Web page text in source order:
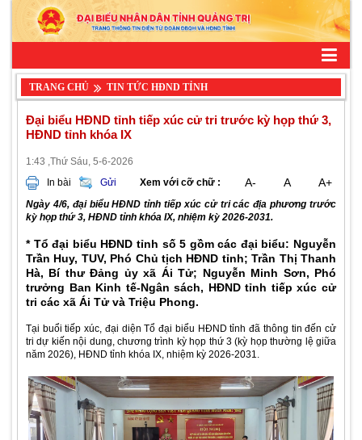
TRANG CHỦ TIN TỨC HĐND TỈNH
Đại biểu HĐND tỉnh tiếp xúc cử tri trước kỳ họp thứ 3,
HĐND tỉnh khóa IX
1:43 ,Thứ Sáu, 5-6-2026
In bài
Gửi Xem với cỡ chữ : A- A A+
Ngày 4/6, đại biểu HĐND tỉnh tiếp xúc cử tri các địa phương trước
kỳ họp thứ 3, HĐND tỉnh khóa IX, nhiệm kỳ 2026-2031.
* Tổ đại biểu HĐND tỉnh số 5 gồm các đại biểu: Nguyễn
Trần Huy, TUV, Phó Chủ tịch HĐND tỉnh; Trần Thị Thanh
Hà, Bí thư Đảng ủy xã Ái Tử; Nguyễn Minh Sơn, Phó
trưởng Ban Kinh tế-Ngân sách, HĐND tỉnh tiếp xúc cử
tri các xã Ái Tử và Triệu Phong.
Tại buổi tiếp xúc, đại diện Tổ đại biểu HĐND tỉnh đã thông tin đến cử
tri dự kiến nội dung, chương trình kỳ họp thứ 3 (kỳ họp thường lệ giữa
năm 2026), HĐND tỉnh khóa IX, nhiệm kỳ 2026-2031.